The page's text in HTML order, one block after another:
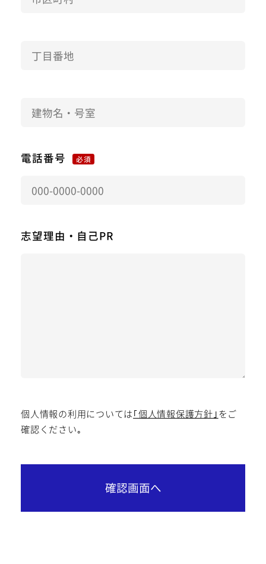
電話番号 必須
志望理由・自己PR
個人情報の利用については｢個人情報保護方針｣ をご
確認ください｡